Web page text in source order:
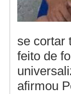
se cortar
feito de
afirmou